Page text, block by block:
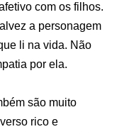
com os filhos.
a personagem
li na vida. Não
por ela.
são muito
rico e